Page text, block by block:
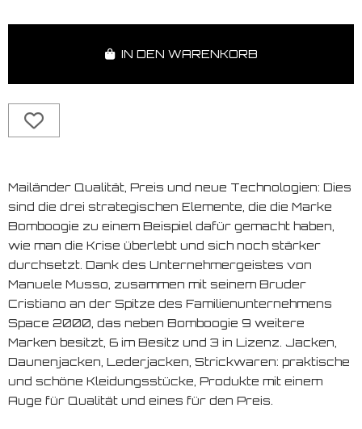
IN DEN WARENKORB
Mailänder Qualität, Preis und neue Technologien: Dies
sind die drei strategischen Elemente, die die Marke
Bomboogie zu einem Beispiel dafür gemacht haben,
wie man die Krise überlebt und sich noch stärker
durchsetzt. Dank des Unternehmergeistes von
Manuele Musso, zusammen mit seinem Bruder
Cristiano an der Spitze des Familienunternehmens
Space 2000, das neben Bomboogie 9 weitere
Marken besitzt, 6 im Besitz und 3 in Lizenz. Jacken,
Daunenjacken, Lederjacken, Strickwaren: praktische
und schöne Kleidungsstücke, Produkte mit einem
Auge für Qualität und eines für den Preis.